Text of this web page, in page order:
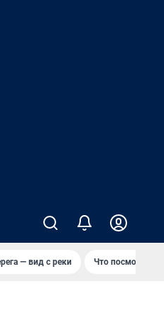
— вид с реки Что посмотреть